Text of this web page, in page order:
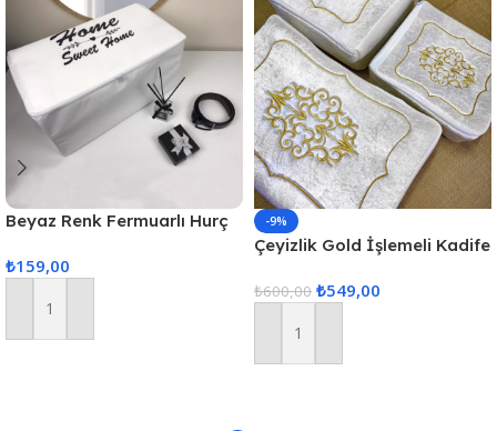
Beyaz Renk Fermuarlı Hurç
100x50x50cm
₺159,00
Sepete Ekle
-9%
Çeyizlik Gold İşlemeli Kadife
Hurcu, Bohça Gelin Hurç Seti
₺600,00 ₺549,00
Sepete Ekle